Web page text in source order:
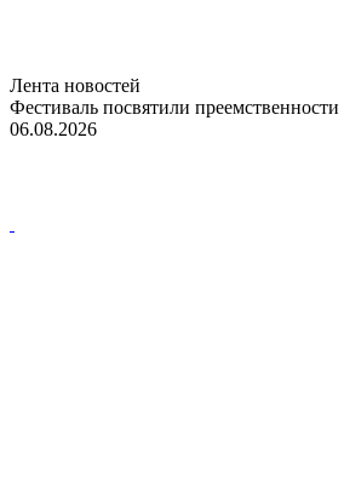
Лента новостей
Фестиваль посвятили
06.08.2026